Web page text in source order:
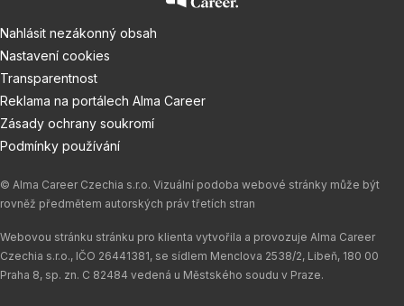
Nahlásit nezákonný obsah
Nastavení cookies
Transparentnost
Reklama na portálech Alma Career
Zásady ochrany soukromí
Podmínky používání
© Alma Career Czechia s.r.o. Vizuální podoba webové stránky může být
rovněž předmětem autorských práv třetích stran
Webovou stránku stránku pro klienta vytvořila a provozuje Alma Career
Czechia s.r.o., IČO 26441381, se sídlem Menclova 2538/2, Libeň, 180 00
Praha 8, sp. zn. C 82484 vedená u Městského soudu v Praze.